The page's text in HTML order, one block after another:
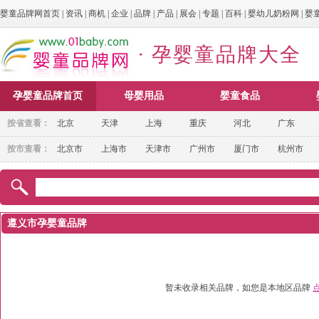
婴童品牌网首页 资讯 商机 企业 品牌 产品 展会 专题 百科 婴幼儿奶粉网 婴
· 孕婴童品牌大全
孕婴童品牌首页 母婴用品 婴童食品
北京 天津 上海 重庆 河北 广东
按省查看：
北京市 上海市 天津市 广州市 厦门市 杭州市
按市查看：
遵义市孕婴童品牌
暂未收录相关品牌，如您是本地区品牌